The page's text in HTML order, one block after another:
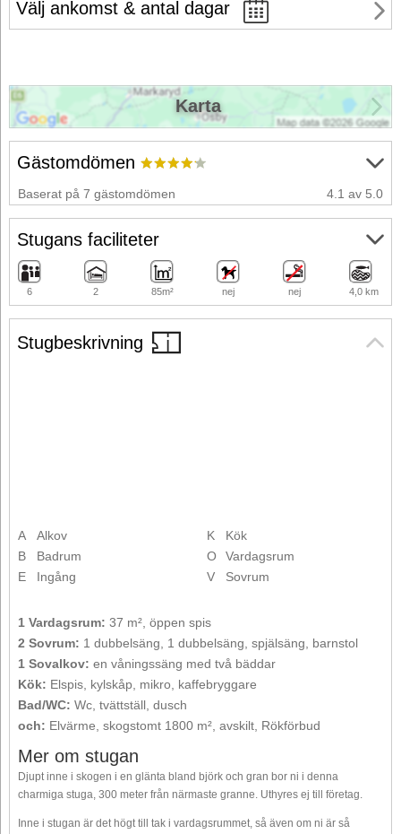
Välj ankomst & antal dagar
Stugbeskrivning
A
Alkov
B
Badrum
E
Ingång
K
Kök
O
Vardagsrum
V
Sovrum
1 Vardagsrum: 37 m², öppen spis
2 Sovrum: 1 dubbelsäng, 1 dubbelsäng, spjälsäng, barnstol
1 Sovalkov: en våningssäng med två bäddar
Kök: Elspis, kylskåp, mikro, kaffebryggare
Bad/WC: Wc, tvättställ, dusch
och: Elvärme, skogstomt 1800 m², avskilt, Rökförbud
Mer om stugan
Djupt inne i skogen i en glänta bland björk och gran bor ni i denna
charmiga stuga, 300 meter från närmaste granne. Uthyres ej till företag.
Inne i stugan är det högt till tak i vardagsrummet, så även om ni är så
Gästomdömen
Baserat på 7 gästomdömen 4.1 av 5.0
Stugans faciliteter
6 2 85m² nej nej 4,0 km
Karta